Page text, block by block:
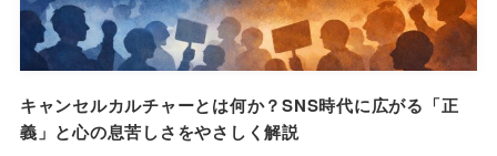
キャンセルカルチャーとは何か？SNS時代に広がる「正
義」と心の息苦しさをやさしく解説